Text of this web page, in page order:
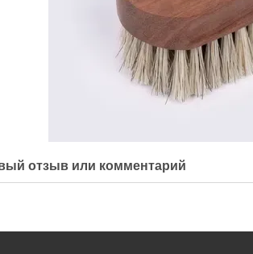
отзыв или комментарий